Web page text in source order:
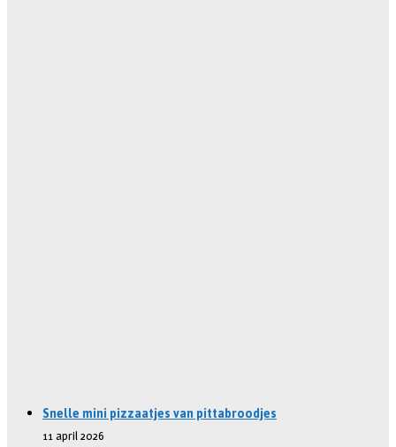
Snelle mini pizzaatjes van pittabroodjes
11 april 2026